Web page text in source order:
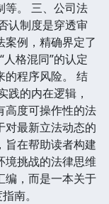
等。 三、公司法
认制度是穿透审
案例，精确界定了
人格混同”的认定
的程序风险。 结
践的内在逻辑，
高度可操作性的法
对最新立法动态的
旨在帮助读者构建
境挑战的法律思维
编，而是一本关于
南。